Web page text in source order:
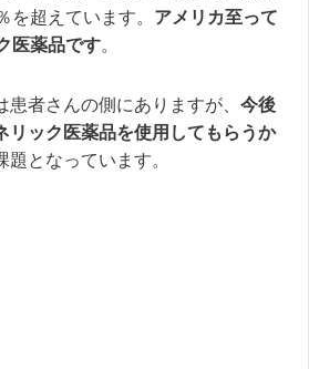
を超えています。 アメリカ至って
医薬品です。
者さんの側にありますが、 今後
リック医薬品を使用してもらうか
となっています。